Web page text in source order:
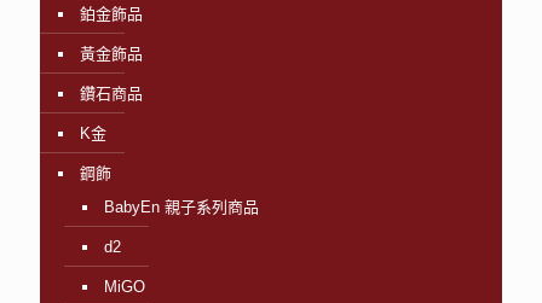
鉑金飾品
黃金飾品
鑽石商品
K金
鋼飾
BabyEn 親子系列商品
d2
MiGO